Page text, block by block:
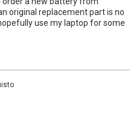
original replacement part is no
use my laptop for some